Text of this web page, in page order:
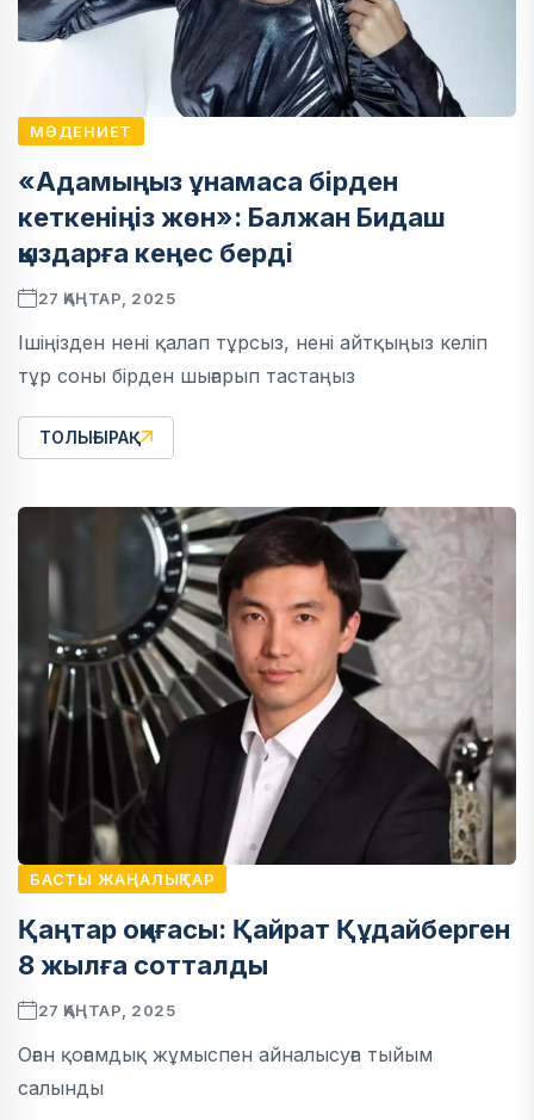
МӘДЕНИЕТ
«Адамыңыз ұнамаса бірден
кеткеніңіз жөн»: Балжан Бидаш
қыздарға кеңес берді
27 ҚАҢТАР, 2025
Ішіңізден нені қалап тұрсыз, нені айтқыңыз келіп
тұр соны бірден шығарып тастаңыз
ТОЛЫҒЫРАҚ
БАСТЫ ЖАҢАЛЫҚТАР
Қаңтар оқиғасы: Қайрат Құдайберген
8 жылға сотталды
27 ҚАҢТАР, 2025
Оған қоғамдық жұмыспен айналысуға тыйым
салынды